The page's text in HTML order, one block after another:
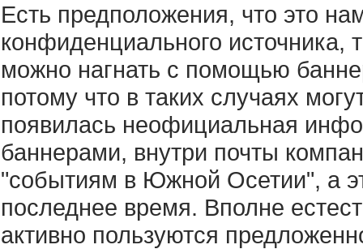
Есть предположения, что это
конфиденциального источника,
можно нагнать с помощью
потому что в таких случаях
появилась неофициальная
баннерами, внутри почты
"событиям в Южной Осетии", а
последнее время. Вполне
активно пользуются